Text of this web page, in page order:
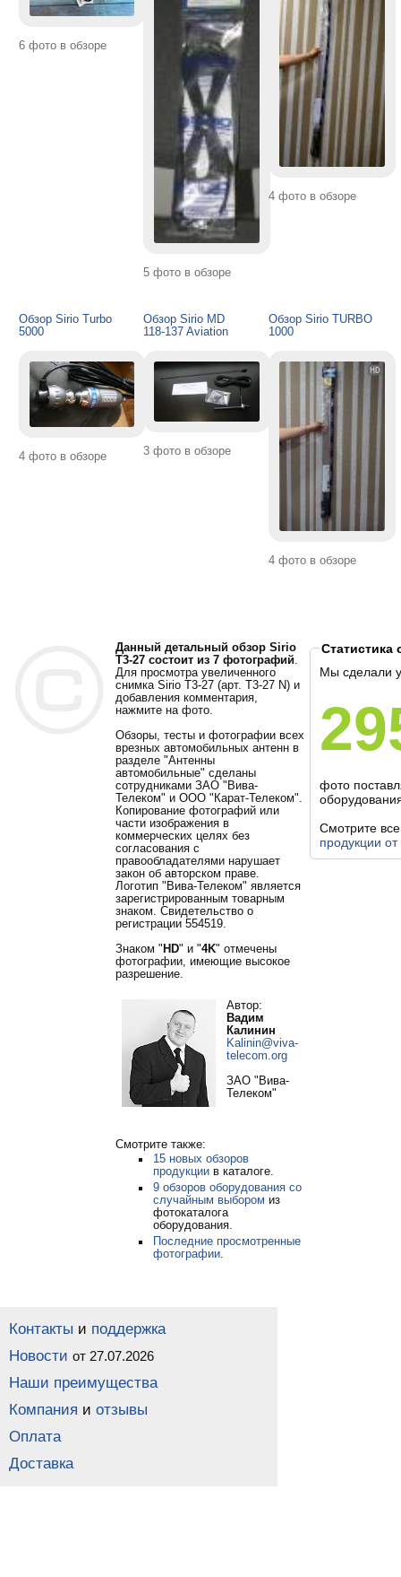
6 фото в обзоре
5 фото в обзоре
4 фото в обзоре
Обзор Sirio Turbo
5000
4 фото в обзоре
Обзор Sirio MD
118-137 Aviation
3 фото в обзоре
Обзор Sirio TURBO
1000
4 фото в обзоре
Данный детальный обзор Sirio
T3-27 состоит из 7 фотографий
Для просмотра увеличенного
снимка Sirio T3-27 (арт. T3-27 N) и
добавления комментария,
нажмите на фото.
Обзоры, тесты и фотографии всех
врезных автомобильных антенн в
разделе "Антенны
автомобильные" сделаны
сотрудниками ЗАО "Вива-
Телеком" и ООО "Карат-Телеком".
Копирование фотографий или
части изображения в
коммерческих целях без
согласования с
правообладателями нарушает
закон об авторском праве.
Логотип "Вива-Телеком" является
зарегистрированным товарным
знаком. Свидетельство о
регистрации 554519.
Знаком " HD" и "4K" отмечены
фотографии, имеющие высокое
разрешение.
Автор:
Вадим
Калинин
Kalinin@viva-
telecom.org
ЗАО "Вива-
Телеком"
Смотрите также:
15 новых обзоров
продукциив каталоге.
9 обзоров оборудования со
случайным выбором из
фотокаталога
оборудования.
Последние просмотренные
фотографии.
Статистика
Мы сделали
фото
Смотрите
продукции
Контакты и поддержка
Новости от 27.07.2026
Наши преимущества
Компания и отзывы
Оплата
Доставка